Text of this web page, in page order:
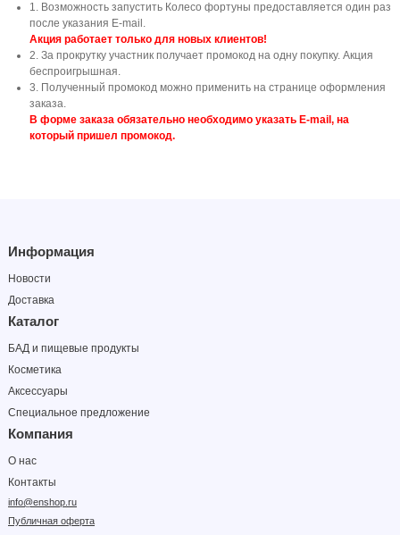
1. Возможность запустить Колесо фортуны предоставляется один раз
после указания E-mail.
Акция работает только для новых клиентов!
2. За прокрутку участник получает промокод на одну покупку. Акция
беспроигрышная.
3. Полученный промокод можно применить на странице оформления
заказа.
В форме заказа обязательно необходимо указать E-mail, на
который пришел промокод.
Информация
Новости
Доставка
Каталог
БАД и пищевые продукты
Косметика
Аксессуары
Специальное предложение
Компания
О нас
Контакты
info@enshop.ru
Публичная оферта